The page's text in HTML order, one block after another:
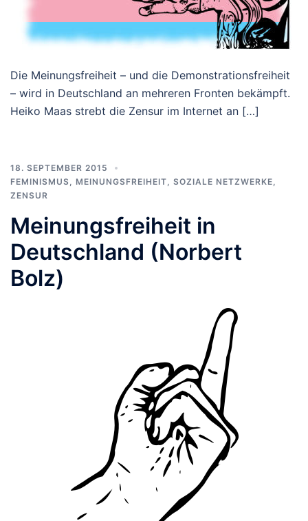
Die Meinungsfreiheit – und die Demonstrationsfreiheit
– wird in Deutschland an mehreren Fronten bekämpft.
Heiko Maas strebt die Zensur im Internet an […]
18. SEPTEMBER 2015
FEMINISMUS
MEINUNGSFREIHEIT SOZIALE NETZWERKE
ZENSUR
Meinungsfreiheit in
Deutschland (Norbert
Bolz)